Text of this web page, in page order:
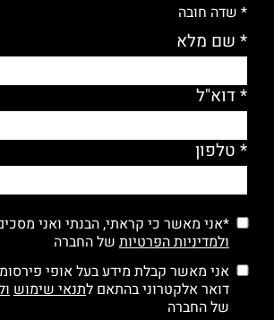
* שדה חובה
* שם מלא
* דוא"ל
* טלפון
*אני מאשר כי קראתי, הבנתי ואני
ולמדיניות הפרטיות של החברה
אני מאשר קבלת מידע בעל אופי
דואר אלקטרוני בהתאם לתנאי שימוש
של החברה